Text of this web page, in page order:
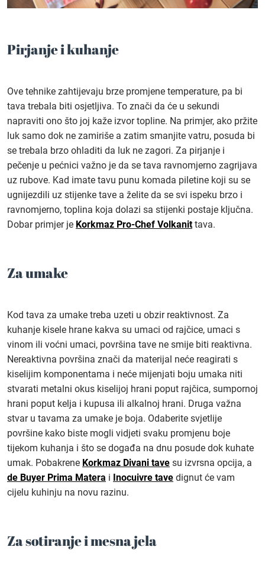
Pirjanje i kuhanje
Ove tehnike zahtijevaju brze promjene temperature, pa bi
tava trebala biti osjetljiva. To znači da će u sekundi
napraviti ono što joj kaže izvor topline. Na primjer, ako pržite
luk samo dok ne zamiriše a zatim smanjite vatru, posuda bi
se trebala brzo ohladiti da luk ne zagori. Za pirjanje i
pečenje u pećnici važno je da se tava ravnomjerno zagrijava
uz rubove. Kad imate tavu punu komada piletine koji su se
ugnijezdili uz stijenke tave a želite da se svi ispeku brzo i
ravnomjerno, toplina koja dolazi sa stijenki postaje ključna.
Dobar primjer je Korkmaz Pro-Chef Volkanittava.
Za umake
Kod tava za umake treba uzeti u obzir reaktivnost. Za
kuhanje kisele hrane kakva su umaci od rajčice, umaci s
vinom ili voćni umaci, površina tave ne smije biti reaktivna.
Nereaktivna površina znači da materijal neće reagirati s
kiselijim komponentama i neće mijenjati boju umaka niti
stvarati metalni okus kiselijoj hrani poput rajčica, sumpornoj
hrani poput kelja i kupusa ili alkalnoj hrani. Druga važna
stvar u tavama za umake je boja. Odaberite svjetlije
površine kako biste mogli vidjeti svaku promjenu boje
tijekom kuhanja i što se događa na dnu posude dok kuhate
umak. Pobakrene Korkmaz Divani tave su izvrsna opcija, a
de Buyer Prima Matera i Inocuivre tave dignut će vam
cijelu kuhinju na novu razinu.
Za sotiranje i mesna jela